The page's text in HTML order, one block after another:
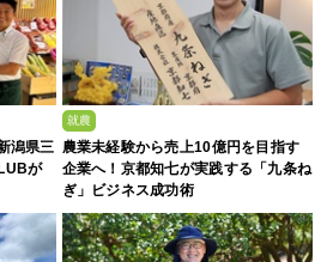
潟県三
が
就農
農業未経験から売上10億円を目指す
企業へ！京都知七が実践する「九条ね
ぎ」ビジネス成功術